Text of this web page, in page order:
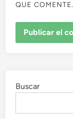
QUE COMENTE.
Buscar